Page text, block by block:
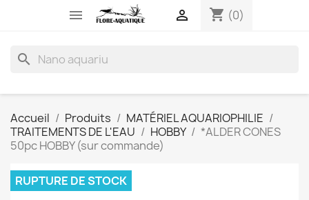
 shopping_cart (0)

search
Accueil Produits
MATÉRIEL AQUARIOPHILIE
TRAITEMENTS DE L'EAU
HOBBY
*ALDER CONES
50pc HOBBY (sur commande)
RUPTURE DE STOCK